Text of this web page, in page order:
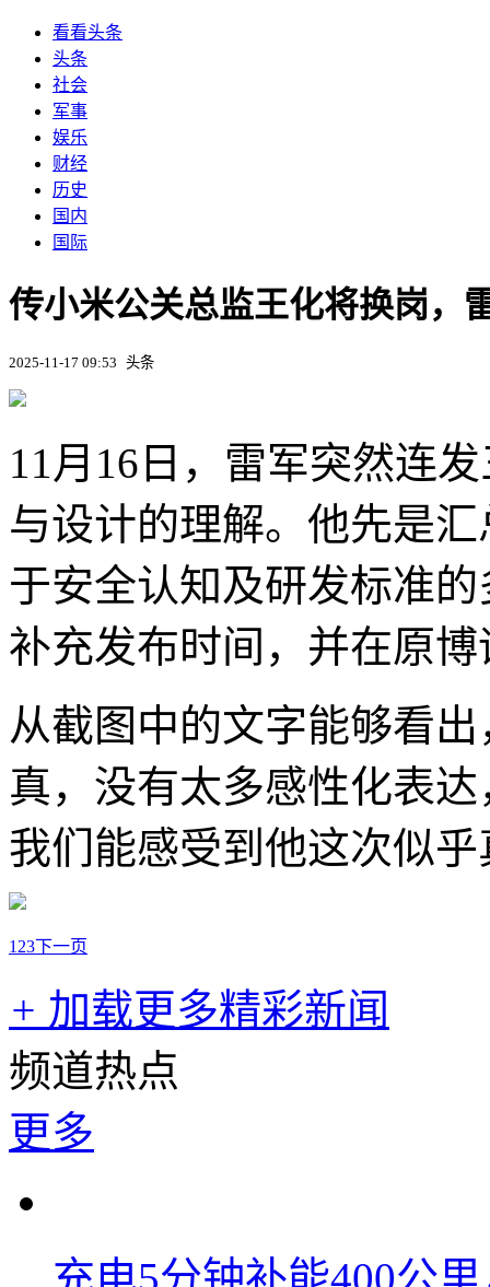
看看头条
头条
社会
军事
娱乐
财经
历史
国内
国际
传小米公关总监王化将换岗，
2025-11-17 09:53 头条
11月16日，雷军突然连
与设计的理解。他先是
于安全认知及研发标准
补充发布时间，并在原
从截图中的文字能够看
真，没有太多感性化表
我们能感受到他这次似
1 23下一页
+ 加载更多精彩新闻
频道热点
更多
充电5分钟补能400公